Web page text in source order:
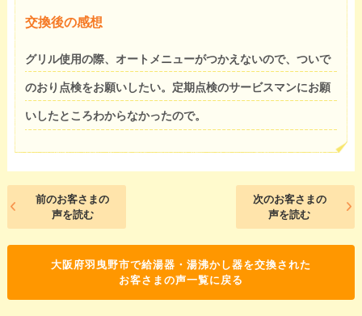
交換後の感想
グリル使用の際、オートメニューがつかえないので、ついで
のおり点検をお願いしたい。定期点検のサービスマンにお願
いしたところわからなかったので。
前のお客さまの
声を読む
次のお客さまの
声を読む
大阪府羽曳野市で給湯器・湯沸かし器を交換された
お客さまの声一覧に戻る